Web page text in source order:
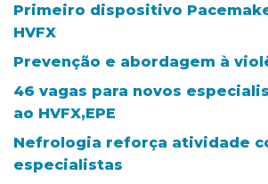
Primeiro dispositivo
HVFX
Prevenção e abordagem à
46 vagas para novos
ao HVFX,EPE
Nefrologia reforça atividade
especialistas